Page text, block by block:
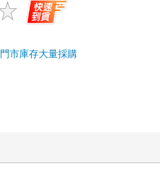
門市庫存大量採購